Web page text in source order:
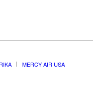
MERCY AIR USA